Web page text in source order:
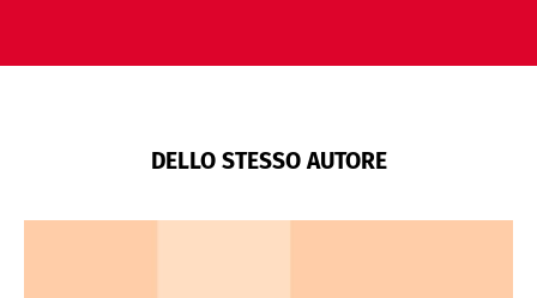
DELLO STESSO AUTORE